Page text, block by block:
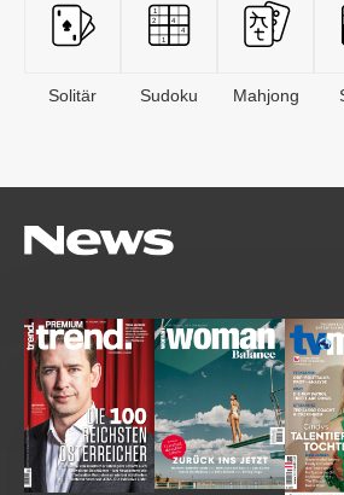
Solitär Sudoku Mahjong